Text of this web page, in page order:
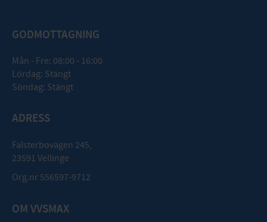
GODMOTTAGNING
Mån - Fre: 08:00 - 16:00
Lördag: Stängt
Söndag: Stängt
ADRESS
Falsterbovägen 245,
23591 Vellinge
Org.nr 556597-9712
OM VVSMAX